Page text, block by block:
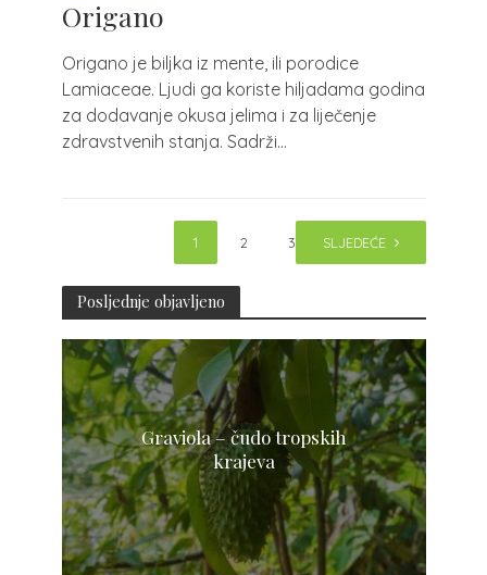
Origano
Origano je biljka iz mente, ili porodice
Lamiaceae. Ljudi ga koriste hiljadama godina
za dodavanje okusa jelima i za liječenje
zdravstvenih stanja. Sadrži...
1 2 3 SLJEDEĆE
Posljednje objavljeno
Graviola – čudo tropskih
krajeva